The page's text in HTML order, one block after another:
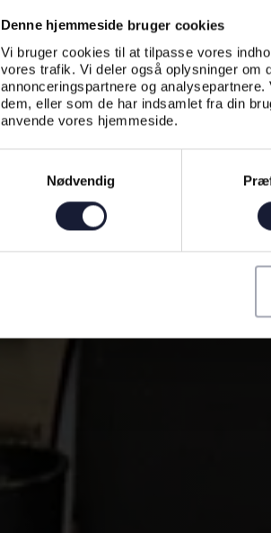
Denne hjemmeside bruger cookies
Vi bruger cookies til at tilpasse vores
vores trafik. Vi deler også oplysninger om
annonceringspartnere og
dem, eller som de har indsamlet fra din
anvende vores hjemmeside.
Nødvendig